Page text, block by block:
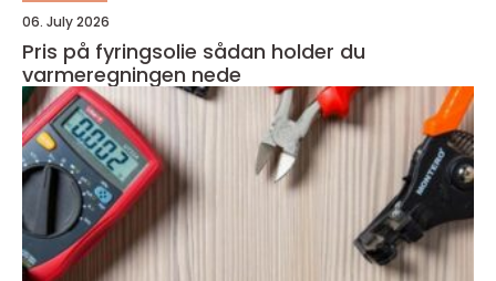
06. July 2026
Pris på fyringsolie sådan holder du
varmeregningen nede